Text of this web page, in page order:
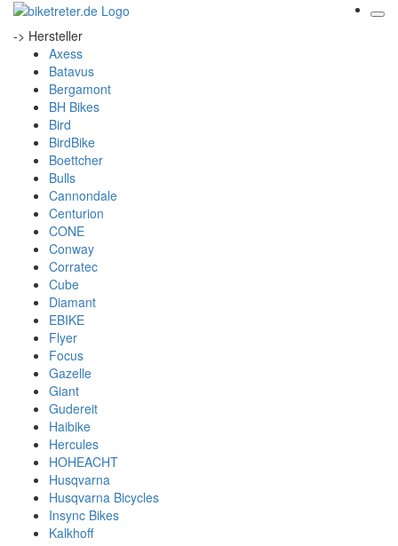
-> Hersteller
Axess
Batavus
Bergamont
BH Bikes
Bird
BirdBike
Boettcher
Bulls
Cannondale
Centurion
CONE
Conway
Corratec
Cube
Diamant
EBIKE
Flyer
Focus
Gazelle
Giant
Gudereit
Haibike
Hercules
HOHEACHT
Husqvarna
Husqvarna Bicycles
Insync Bikes
Kalkhoff